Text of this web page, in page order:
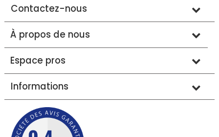
Contactez-nous
À propos de nous
Espace pros
Informations